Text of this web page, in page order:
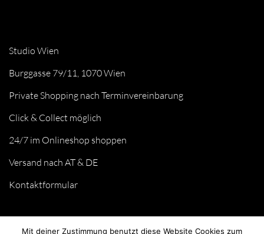
Studio Wien
Burggasse 79/11, 1070 Wien
Private Shopping nach Terminvereinbarung
Click & Collect möglich
24/7 im Onlineshop shoppen
Versand nach AT & DE
Kontaktformular
Mit deiner Zustimmung benutzt diese Website Cookies zum